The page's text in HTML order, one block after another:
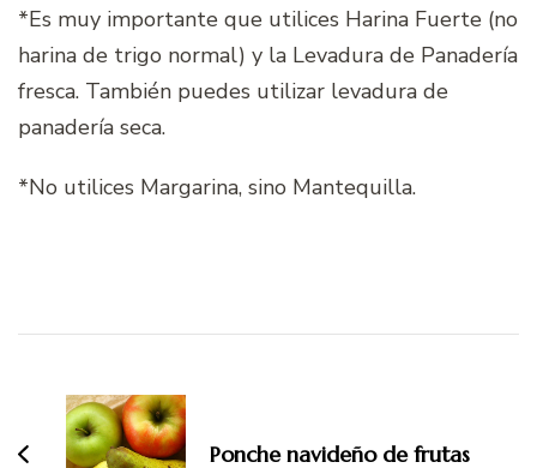
*Es muy importante que utilices Harina Fuerte (no
harina de trigo normal) y la Levadura de Panadería
fresca. También puedes utilizar levadura de
panadería seca.
*No utilices Margarina, sino Mantequilla.
entradas
Ponche navideño de frutas